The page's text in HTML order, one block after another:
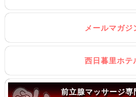
メールマガジ
西日暮里ホテ
前立腺マッサージ専